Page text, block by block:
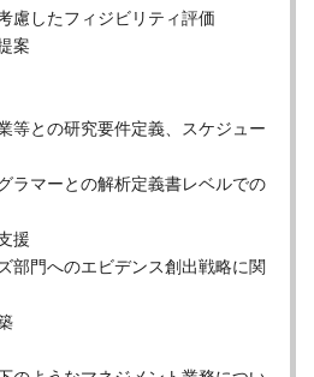
慮したフィジビリティ評価
案
等との研究要件定義、スケジュー
ラマーとの解析定義書レベルでの
援
部門へのエビデンス創出戦略に関